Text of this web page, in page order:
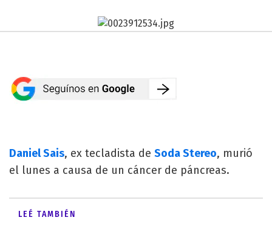
Daniel Sais, ex tecladista de Soda Stereo, murió
el lunes a causa de un cáncer de páncreas.
LEÉ TAMBIÉN